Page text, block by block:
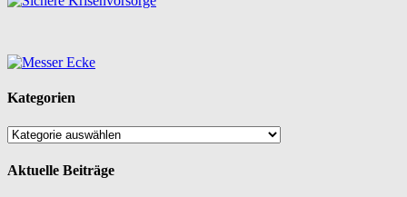
Kategorien
Kategorien
Aktuelle Beiträge